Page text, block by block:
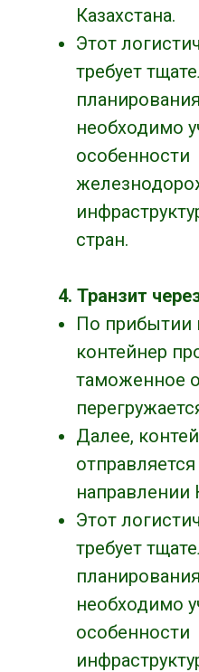
Казахстана.
Этот
требует
необходимо
особенности
стран.
4. Транзит
По прибытии
контейнер
таможенное
Далее,
направлении
Этот
требует
необходимо
особенности